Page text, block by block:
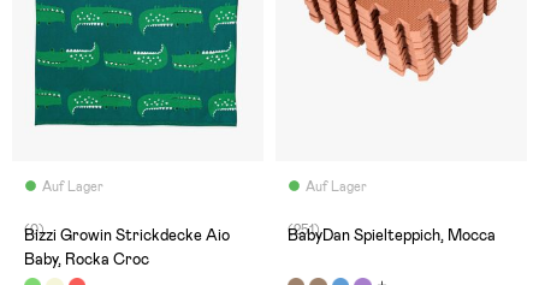
Auf Lager
(0)
Bizzi Growin Strickdecke Aio
Baby, Rocka Croc
Auf Lager
(251)
BabyDan Spielteppich, Mocca